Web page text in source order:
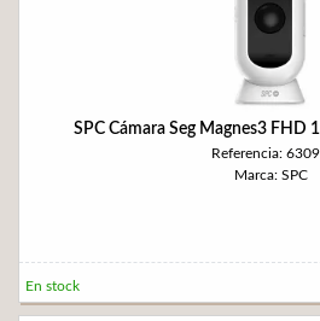
SPC Cámara Seg Magnes3 FHD
Referencia:
Marca: SPC
En stock